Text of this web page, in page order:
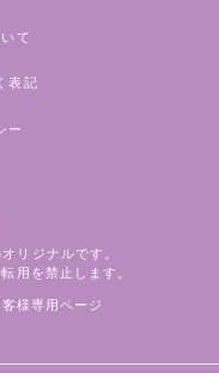
て
表記
ー
リジナルです。
用を禁止します。
様専用ページ